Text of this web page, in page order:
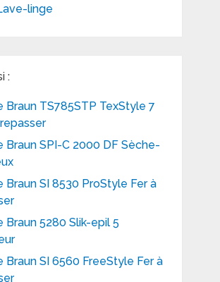
linge
:
Braun TS785STP TexStyle 7
Braun SPI-C 2000 DF Sèche-
Braun SI 8530 ProStyle Fer à
Braun 5280 Slik-epil 5
Braun SI 6560 FreeStyle Fer à